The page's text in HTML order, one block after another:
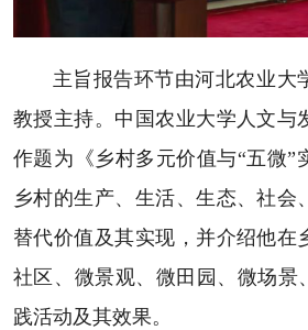
主旨报告环节由河北农业大
教授主持。中国农业大学人文与
作题为《乡村多元价值与“五微”
乡村的生产、生活、生态、社会
替代价值及其实现，并介绍他在
社区、微景观、微田园、微场景
践活动及其效果。